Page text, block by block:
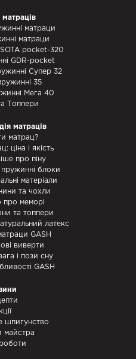
матраців
матраци
матраци
pocket-320
GDR-pocket
Супер 32
35
Мега 40
Топпери
матраців
матрац?
ціна і якість
про піну
блоки
матеріали
та чохли
про меморі
та топпери
латекс
GASH
виверти
і пози сну
GASH
шпигунство
майстра